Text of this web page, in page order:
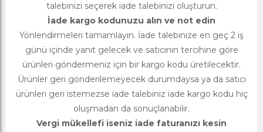
talebinizi seçerek iade talebinizi oluşturun.
İade kargo kodunuzu alın ve not edin
Yönlendirmeleri tamamlayın. İade talebinize en geç 2 iş
günü içinde yanıt gelecek ve satıcının tercihine göre
ürünleri göndermeniz için bir kargo kodu üretilecektir.
Ürünler geri gönderilemeyecek durumdaysa ya da satıcı
ürünleri geri istemezse iade talebiniz iade kargo kodu hiç
oluşmadan da sonuçlanabilir.
Vergi mükellefi iseniz iade faturanızı kesin